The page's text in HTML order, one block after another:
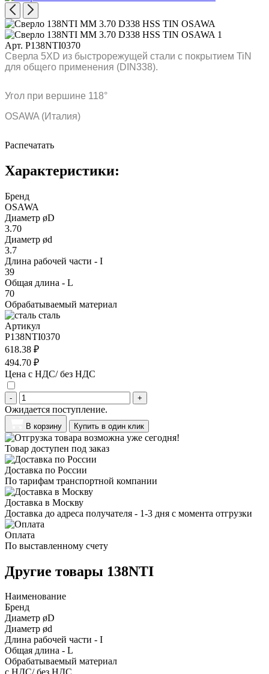
Арт. P138NTI0370
Сверла 5XD из быстрорежущей стали с покрытием TiN
для общего применения (DIN338).
Угол при вершине 118°
OSAWA (Италия)
Распечатать
Характеристики:
Бренд
OSAWA
Диаметр øD
3.70
Диаметр ød
3.7
Длина рабочей части - I
39
Общая длина - L
70
Обрабатываемый материал
сталь
Артикул
P138NTI0370
618.38 ₽
494.70 ₽
Цена с НДС/ без НДС
- +
Ожидается поступление.
В корзину Купить в один клик
Товар доступен под заказ
Доставка по России
По тарифам транспортной компании
Доставка в Москву
Доставка до адреса получателя - 1-3 дня с момента отгрузки
Оплата
По выставленному счету
Другие товары 138NTI
Наименование
Бренд
Диаметр øD
Диаметр ød
Длина рабочей части - I
Общая длина - L
Обрабатываемый материал